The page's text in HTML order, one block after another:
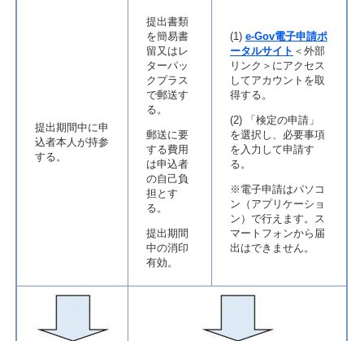
提出期間中に申
込者本人が持参
する。
提出書類
を簡易書
留又はレ
ターパッ
クプラス
で郵送す
る。
郵送に要
する費用
は申込者
の自己負
担とす
る。
提出期間
中の消印
有効。
(1) e-Gov電子申請ポ
ータルサイト ＜外部
リンク＞ にアクセス
してアカウントを取
得する。
(2) 「検定の申請」
を選択し、必要事項
を入力して申請す
る。
※電子申請はパソコ
ン（アプリケーショ
ン）で行えます。ス
マートフォンから届
出はできません。